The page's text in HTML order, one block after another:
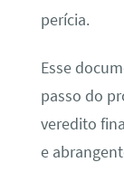
perícia.
Esse
passo do
veredito
e